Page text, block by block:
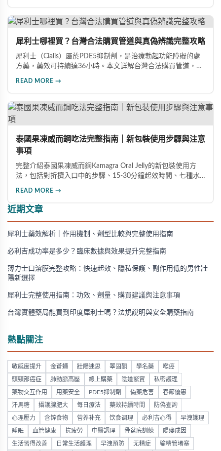
犀利士哪裡買？台灣合法購買管道與真偽辨識完整攻略
犀利士（Cialis）屬於PDE5抑制劑，是治療勃起功能障礙的處
方藥，藥效可持續達36小時。本文詳解台灣合法購買管道，包
READ MORE →
泰國果凍威而鋼吃法完整指南｜新包裝使用步驟與注意
事項
完整介紹泰國果凍威而鋼Kamagra Oral Jelly的新包裝使用方
法，包括對折擠入口中的步驟、15-30分鐘起效時間、七種水
READ MORE →
近期文章
犀利士藥效解析｜作用機制、劑型比較與完整使用指南
必利吉成功率是多少？臨床數據與效果提升完整指南
薄力士口溶膜完整攻略：快速起效、隱私保護、副作用低的男性壯
陽新選擇
犀利士完整使用指南：功效、劑量、購買建議與注意事項
台灣實體藥局能買到印度犀利士嗎？法規說明與安全購藥指南
熱點關注
敏感度提升 金蒼蠅 壯陽迷思 睪固酮 學名藥 喉癌
頭頸部癌症 肺動脈高壓 線上購藥 陰道緊實 私密護理
藥物交互作用 用藥安全 PDE5抑制劑 偽藥危害 春節優惠
汗馬糖 攝護腺肥大 每日療法 藥效持續時間 防偽查詢
心理壓力 含锌食物 营养补充 饮食调理 必利吉心得 早洩護理
睡眠 血管健康 抗疲勞 中醫調理 骨盆底訓練 陽痿成因
生活習得改善 日常生活護理 早洩預防 无精症 输精管堵塞